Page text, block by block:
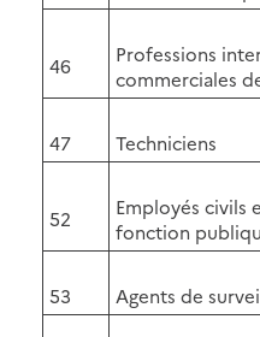
46
Professions
commerciales
47 Techniciens
52
Employés civils
fonction
53 Agents de